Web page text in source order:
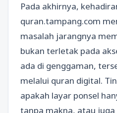
Pada akhirnya,
quran.tampang.com
masalah jarangnya
bukan terletak pada
ada di genggaman,
melalui quran digital.
apakah layar ponsel
tanpa makna, atau